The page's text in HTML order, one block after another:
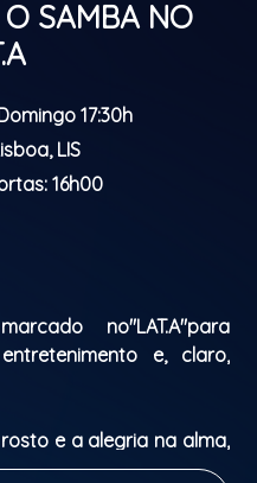
SAMBA NO
17:30h
LIS
16h00
no"LAT.A"para
e, claro,
e a alegria na alma,
brasileiro, com aquele